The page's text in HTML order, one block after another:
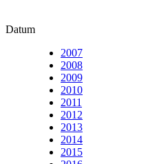
Datum
2007
2008
2009
2010
2011
2012
2013
2014
2015